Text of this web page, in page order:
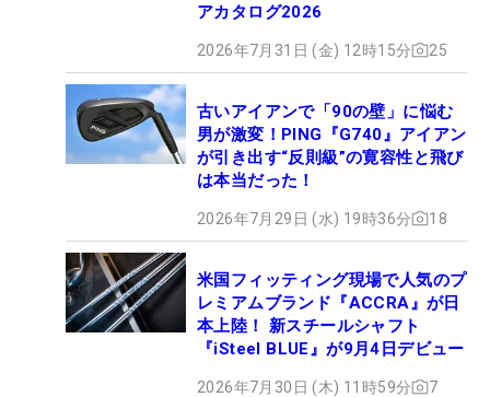
アカタログ2026
2026年7月31日 (金) 12時15分 25
古いアイアンで「90の壁」に悩む
男が激変！PING『G740』アイアン
が引き出す“反則級”の寛容性と飛び
は本当だった！
2026年7月29日 (水) 19時36分 18
米国フィッティング現場で人気のプ
レミアムブランド『ACCRA』が日
本上陸！ 新スチールシャフト
『iSteel BLUE』が9月4日デビュー
2026年7月30日 (木) 11時59分 7